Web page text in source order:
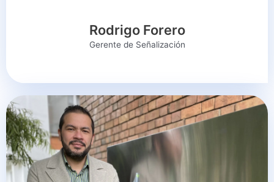
Rodrigo Forero
Gerente de Señalización